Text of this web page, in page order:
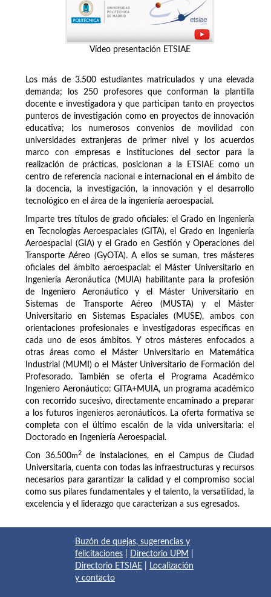
Vídeo presentación ETSIAE
Los más de 3.500 estudiantes matriculados y una elevada
demanda; los 250 profesores que conforman la plantilla
docente e investigadora y que participan tanto en proyectos
punteros de investigación como en proyectos de innovación
educativa; los numerosos convenios de movilidad con
universidades extranjeras de primer nivel y los acuerdos
marco con empresas e instituciones del sector para la
realización de prácticas, posicionan a la ETSIAE como un
centro de referencia nacional e internacional en el ámbito de
la docencia, la investigación, la innovación y el desarrollo
tecnológico en el área de la ingeniería aeroespacial.
Imparte tres títulos de grado oficiales: el Grado en Ingeniería
en Tecnologías Aeroespaciales (GITA), el Grado en Ingeniería
Aeroespacial (GIA) y el Grado en Gestión y Operaciones del
Transporte Aéreo (GyOTA). A ellos se suman, tres másteres
oficiales del ámbito aeroespacial: el Máster Universitario en
Ingeniería Aeronáutica (MUIA) habilitante para la profesión
de Ingeniero Aeronáutico y el Máster Universitario en
Sistemas de Transporte Aéreo (MUSTA) y el Máster
Universitario en Sistemas Espaciales (MUSE), ambos con
orientaciones profesionales e investigadoras específicas en
cada uno de esos ámbitos. Y otros másteres enfocados a
otras áreas como el Máster Universitario en Matemática
Industrial (MUMI) o el Máster Universitario de Formación del
Profesorado. También se oferta el Programa Académico
Ingeniero Aeronáutico: GITA+MUIA, un programa académico
con recorrido sucesivo, directamente encaminado a preparar
a los futuros ingenieros aeronáuticos. La oferta formativa se
completa con el último escalón de la vida universitaria: el
Doctorado en Ingeniería Aeroespacial.
Con 36.500m2
de instalaciones, en el Campus de Ciudad
Universitaria, cuenta con todas las infraestructuras y recursos
necesarios para garantizar la calidad y el compromiso social
como sus pilares fundamentales y el talento, la versatilidad, la
excelencia y el liderazgo que caracterizan a sus egresados.
Buzón de quejas, sugerencias y
felicitaciones
Directorio UPM
Directorio ETSIAE
Localización
y contacto